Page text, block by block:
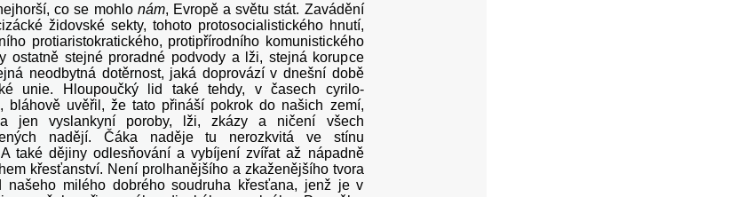
co se mohlo nám, Evropě a světu stát. Zavádění
židovské sekty, tohoto protosocialistického hnutí,
protiaristokratického, protipřírodního komunistického
ostatně stejné proradné podvody a lži, stejná korupce
neodbytná dotěrnost, jaká doprovází v dnešní době
unie. Hloupoučký lid také tehdy, v časech cyrilo-
bláhově uvěřil, že tato přináší pokrok do našich zemí,
jen vyslankyní poroby, lži, zkázy a ničení všech
nadějí. Čáka naděje tu nerozkvitá ve stínu
také dějiny odlesňování a vybíjení zvířat až nápadně
křesťanství. Není prolhanějšího a zkaženějšího tvora
našeho milého dobrého soudruha křesťana, jenž je v